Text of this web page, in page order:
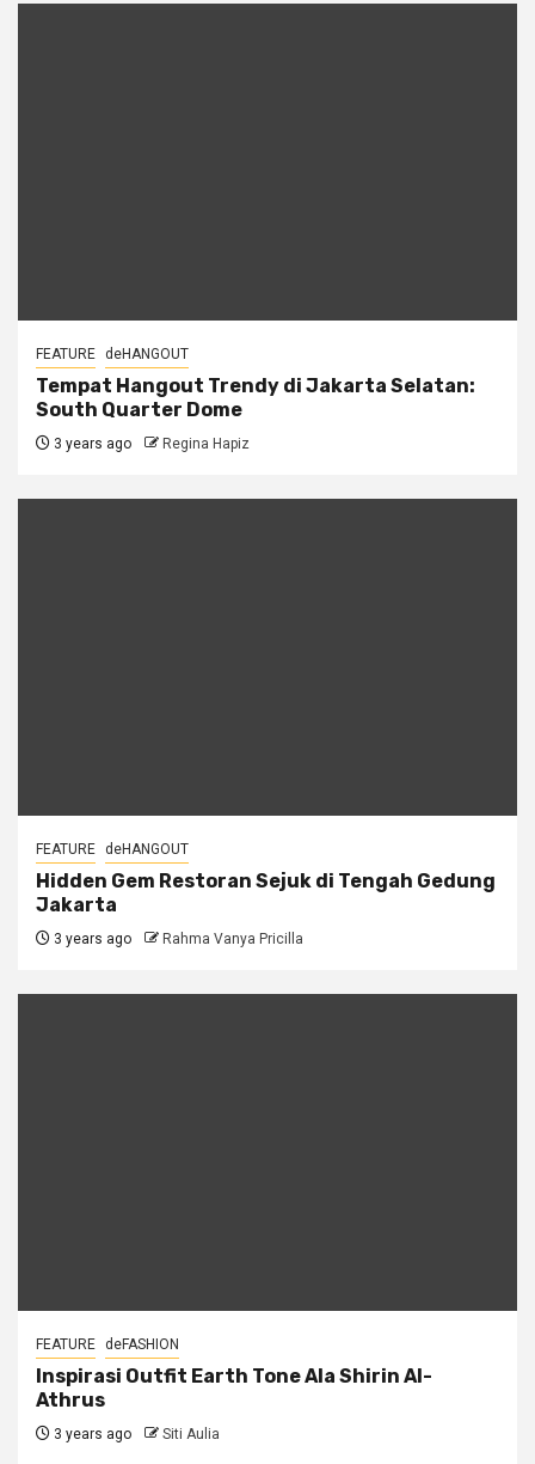
FEATURE deHANGOUT
Tempat Hangout Trendy di Jakarta Selatan:
South Quarter Dome
3 years ago Regina Hapiz
FEATURE deHANGOUT
Hidden Gem Restoran Sejuk di Tengah Gedung
Jakarta
3 years ago Rahma Vanya Pricilla
FEATURE deFASHION
Inspirasi Outfit Earth Tone Ala Shirin Al-
Athrus
3 years ago Siti Aulia